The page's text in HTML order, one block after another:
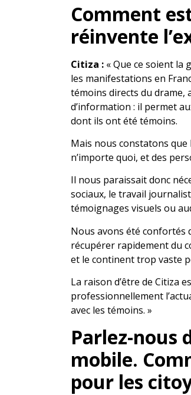
Comment
réinvente
Citiza : « Que ce soient la
les manifestations en
témoins directs du drame,
d’information : il permet
dont ils ont été témoins.
Mais nous constatons
n’importe quoi, et des
Il nous paraissait donc
sociaux, le travail
témoignages visuels ou
Nous avons été confortés
récupérer rapidement du
et le continent trop vaste
La raison d’être de Citiza
professionnellement
avec les témoins. »
Parlez-nous
mobile.
pour les